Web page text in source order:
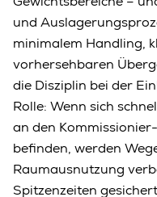
und
minimalem Handling,
vorhersehbaren
die Disziplin bei der
Rolle: Wenn sich
an den
befinden, werden
Raumausnutzung
Spitzenzeiten